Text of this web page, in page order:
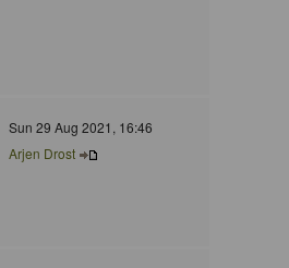
Sun 29 Aug 2021, 16:46
Arjen Drost